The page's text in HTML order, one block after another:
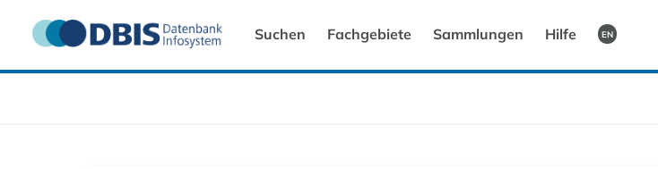
Suchen Fachgebiete Sammlungen Hilfe EN